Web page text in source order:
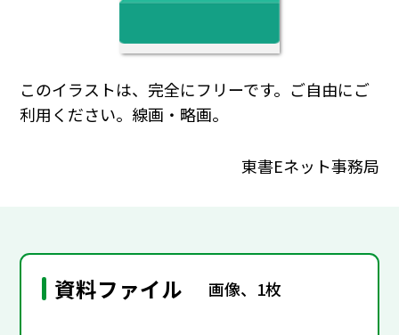
このイラストは、完全にフリーです。ご自由にご
利用ください。線画・略画。
東書Eネット事務局
資料ファイル 画像、1枚